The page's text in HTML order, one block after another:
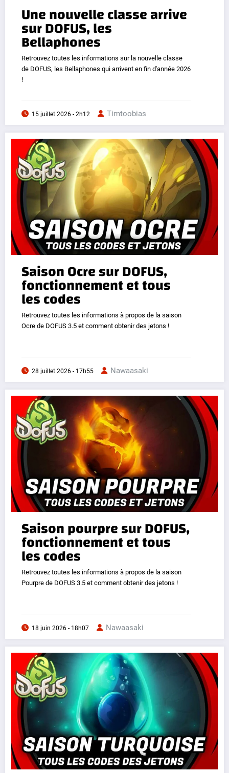
Une nouvelle classe arrive
sur DOFUS, les
Bellaphones
Retrouvez toutes les informations sur la nouvelle classe
de DOFUS, les Bellaphones qui arrivent en fin d'année 2026
!
15 juillet 2026 - 2h12 Timtoobias
Saison Ocre sur DOFUS,
fonctionnement et tous
les codes
Retrouvez toutes les informations à propos de la saison
Ocre de DOFUS 3.5 et comment obtenir des jetons !
28 juillet 2026 - 17h55 Nawaasaki
Saison pourpre sur DOFUS,
fonctionnement et tous
les codes
Retrouvez toutes les informations à propos de la saison
Pourpre de DOFUS 3.5 et comment obtenir des jetons !
18 juin 2026 - 18h07 Nawaasaki